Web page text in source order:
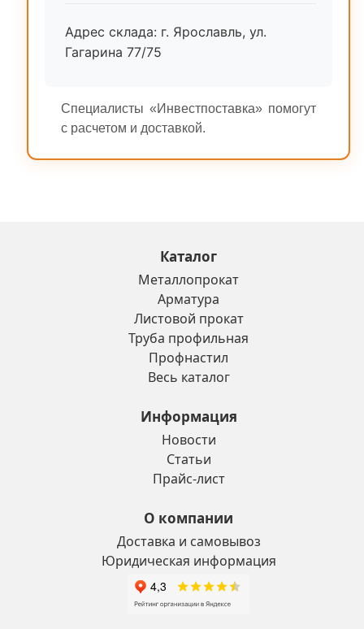
Адрес склада: г. Ярославль, ул.
Гагарина 77/75
Специалисты «Инвестпоставка» помогут
с расчетом и доставкой.
Каталог
Металлопрокат
Арматура
Листовой прокат
Труба профильная
Профнастил
Весь каталог
Информация
Новости
Статьи
Прайс-лист
О компании
Доставка и самовывоз
Юридическая информация